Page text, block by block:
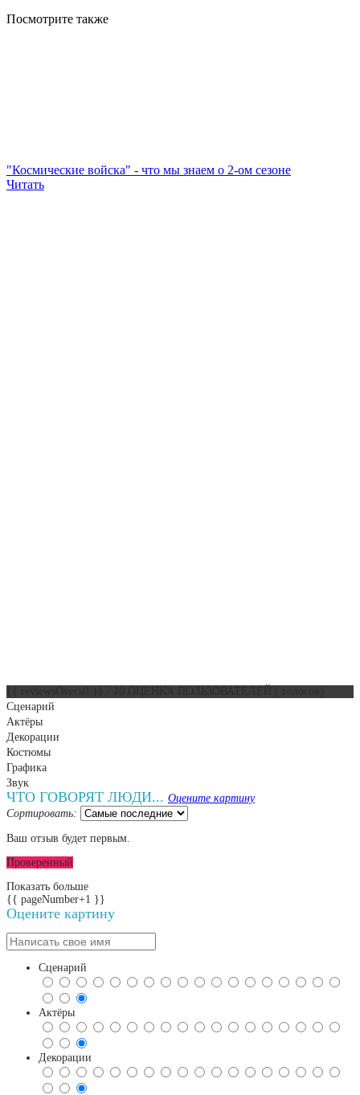
Посмотрите также
"Космические войска" - что мы знаем о 2-ом сезоне
Читать
Сценарий
Актёры
Декорации
Костюмы
Графика
Звук
ЧТО ГОВОРЯТ ЛЮДИ... Оцените картину
Сортировать:
Ваш отзыв будет первым.
Проверенный
Показать больше
{{ pageNumber+1 }}
Оцените картину
Сценарий
Актёры
Декорации